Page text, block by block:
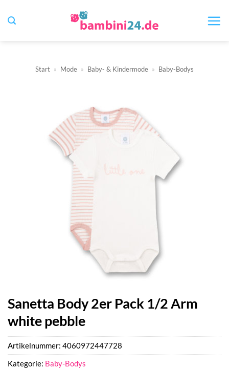
Inhalt
Start » Mode » Baby- & Kindermode » Baby-Bodys
Sanetta Body 2er Pack 1/2 Arm
white pebble
Artikelnummer: 4060972447728
Kategorie: Baby-Bodys